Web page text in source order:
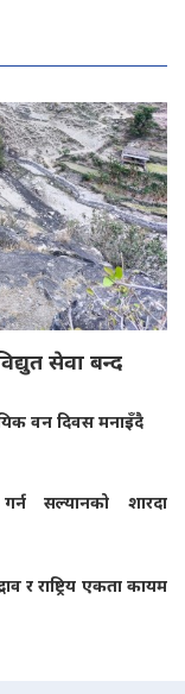
सेवा बन्द
वन दिवस मनाइँदै
सल्यानको शारदा
र राष्ट्रिय एकता कायम